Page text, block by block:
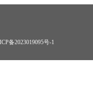
备2023019095号-1